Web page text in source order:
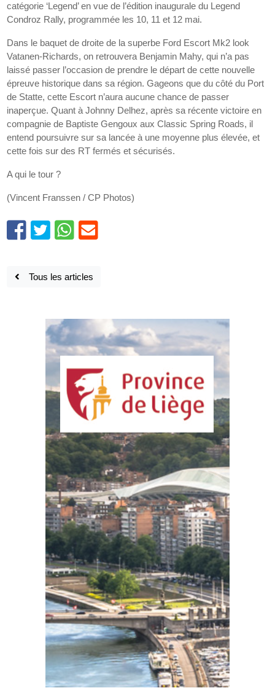
catégorie ‘Legend’ en vue de l’édition inaugurale du Legend
Condroz Rally, programmée les 10, 11 et 12 mai.
Dans le baquet de droite de la superbe Ford Escort Mk2 look
Vatanen-Richards, on retrouvera Benjamin Mahy, qui n’a pas
laissé passer l’occasion de prendre le départ de cette nouvelle
épreuve historique dans sa région. Gageons que du côté du Port
de Statte, cette Escort n’aura aucune chance de passer
inaperçue. Quant à Johnny Delhez, après sa récente victoire en
compagnie de Baptiste Gengoux aux Classic Spring Roads, il
entend poursuivre sur sa lancée à une moyenne plus élevée, et
cette fois sur des RT fermés et sécurisés.
A qui le tour ?
(Vincent Franssen / CP Photos)
Tous les articles